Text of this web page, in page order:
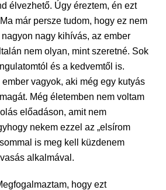
élvezhető. Úgy éreztem, én ezt
már persze tudom, hogy ez nem
nagy kihívás, az ember
nem olyan, mint szeretné. Sok
és a kedvemtől is.
vagyok, aki még egy kutyás
Még életemben nem voltam
előadáson, amit nem
nekem ezzel az „elsírom
is meg kell küzdenem
alkalmával.
hogy ezt